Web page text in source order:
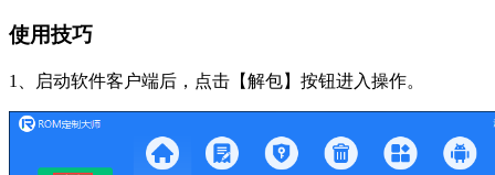
使用技巧
1、启动软件客户端后，点击【解包】按钮进入操作。